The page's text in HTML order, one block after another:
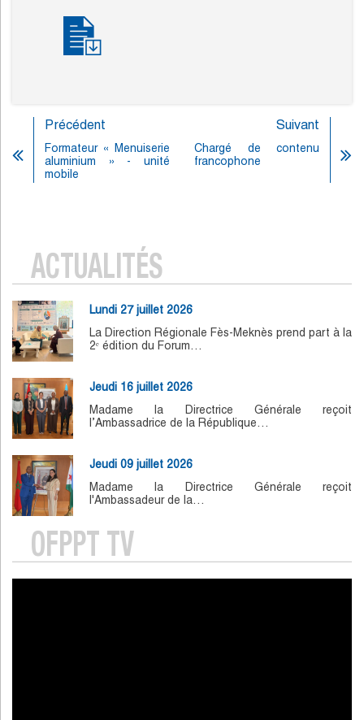
Formateur « Menuiserie
aluminium » - unité
mobile
Chargé de contenu
francophone
Précédent Suivant
ACTUALITÉS
Lundi 27 juillet 2026
La Direction Régionale Fès-Meknès prend part à la
2ᵉ édition du Forum…
Jeudi 16 juillet 2026
Madame la Directrice Générale reçoit
l’Ambassadrice de la République…
Jeudi 09 juillet 2026
Madame la Directrice Générale reçoit
l'Ambassadeur de la…
OFPPT TV